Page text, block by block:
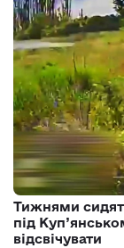
Тижнями
під
відсвічувати